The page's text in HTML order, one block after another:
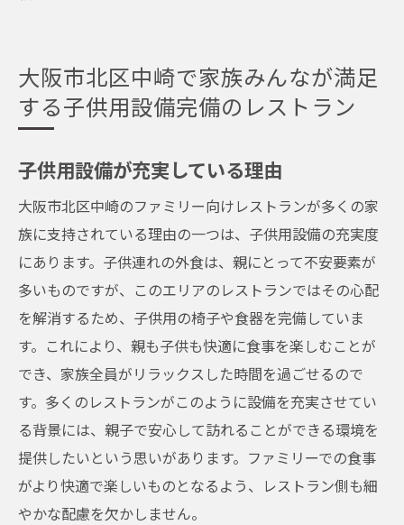
大阪市北区中崎で家族みんなが満足
する子供用設備完備のレストラン
子供用設備が充実している理由
大阪市北区中崎のファミリー向けレストランが多くの家
族に支持されている理由の一つは、子供用設備の充実度
にあります。子供連れの外食は、親にとって不安要素が
多いものですが、このエリアのレストランではその心配
を解消するため、子供用の椅子や食器を完備していま
す。これにより、親も子供も快適に食事を楽しむことが
でき、家族全員がリラックスした時間を過ごせるので
す。多くのレストランがこのように設備を充実させてい
る背景には、親子で安心して訪れることができる環境を
提供したいという思いがあります。ファミリーでの食事
がより快適で楽しいものとなるよう、レストラン側も細
やかな配慮を欠かしません。